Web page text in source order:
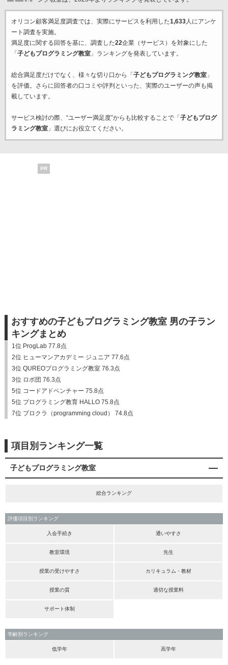
オリコン顧客満足度調査では、実際にサービスを利用した1,633人にアンケ
ート調査を実施。
満足度に関する回答を基に、調査した22企業（サービス）を対象にした
「 子どもプログラミング教室」ランキングを発表しています。
総合満足度だけでなく、様々な切り口から「 子どもプログラミング教室」
を評価。さらに回答者の口コミや評判といった、実際のユーザーの声も掲
載しています。
サービス検討の際、“ユーザー満足度”からも比較することで「 子どもプログ
ラミング教室」選びにお役立てください。
PR
おすすめの子どもプログラミング教室 男の子ラン
キングまとめ
1位 ProgLab 77.8点
2位 ヒューマンアカデミー ジュニア 77.6点
3位 QUREOプログラミング教室 76.3点
3位 ロボ団 76.3点
5位 コードアドベンチャー 75.8点
5位 プログラミング教育 HALLO 75.8点
7位 プロクラ（programming cloud） 74.8点
項目別ランキング一覧
子どもプログラミング教室
総合ランキング
評価項目別ランキング
入会手続き 通いやすさ
教室環境 先生
授業の受けやすさ カリキュラム・教材
授業の質 適切な授業料
サポート体制
学齢別ランキング
低学年 高学年